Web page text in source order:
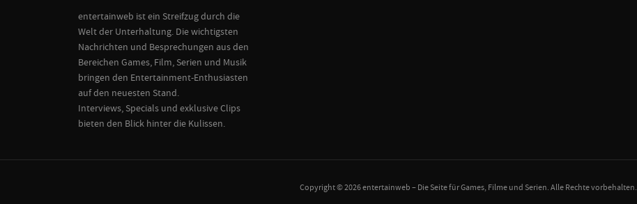
entertainweb ist ein Streifzug durch die
Welt der Unterhaltung. Die wichtigsten
Nachrichten und Besprechungen aus den
Bereichen Games, Film, Serien und Musik
bringen den Entertainment-Enthusiasten
auf den neuesten Stand.
Interviews, Specials und exklusive Clips
bieten den Blick hinter die Kulissen.
Copyright © 2026 entertainweb – Die Seite für Games, Filme und Serien. Alle Rechte vorbehalten.